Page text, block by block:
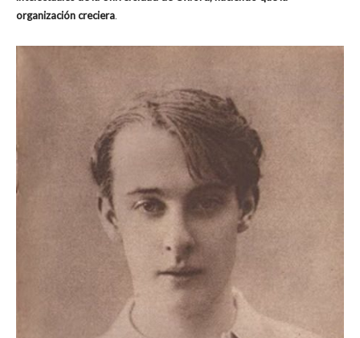
organización creciera.